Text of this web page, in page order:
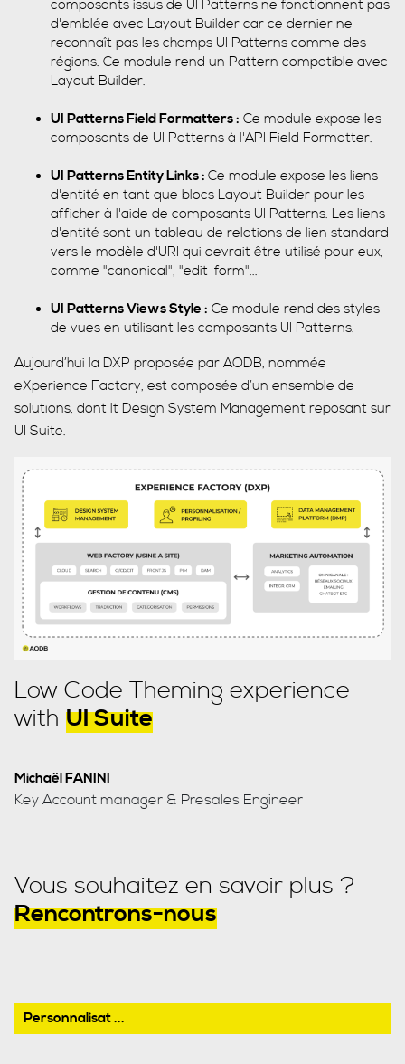
composants issus de UI Patterns ne fonctionnent pas
d'emblée avec Layout Builder car ce dernier ne
reconnaît pas les champs UI Patterns comme des
régions. Ce module rend un Pattern compatible avec
Layout Builder.
UI Patterns Field Formatters : Ce module expose les
composants de UI Patterns à l'API Field Formatter.
UI Patterns Entity Links : Ce module expose les liens
d'entité en tant que blocs Layout Builder pour les
afficher à l'aide de composants UI Patterns. Les liens
d'entité sont un tableau de relations de lien standard
vers le modèle d'URI qui devrait être utilisé pour eux,
comme "canonical", "edit-form"...
UI Patterns Views Style : Ce module rend des styles
de vues en utilisant les composants UI Patterns.
Aujourd’hui la DXP proposée par AODB, nommée
eXperience Factory, est composée d’un ensemble de
solutions, dont lt Design System Management reposant sur
UI Suite.
Low Code Theming experience
with UI Suite
Michaël FANINI
Key Account manager & Presales Engineer
Vous souhaitez en savoir plus ?
Rencontrons-nous
Personnalisat ...